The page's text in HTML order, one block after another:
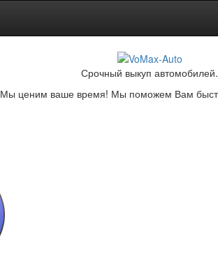
Срочный выкуп автомобилей.
Мы ценим ваше время! Мы поможем Вам